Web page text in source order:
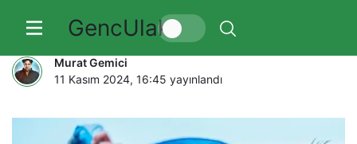
GencUlak
İşte Premier Lig bu! Liverpool
Murat Gemici
11 Kasım 2024, 16:45 yayınlandı